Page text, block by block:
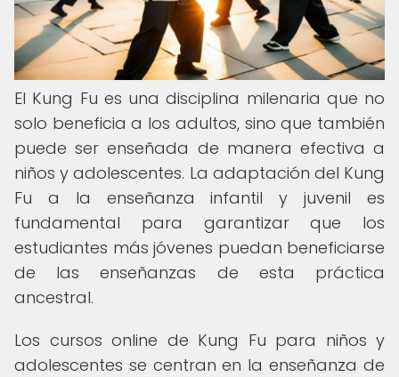
El Kung Fu es una disciplina milenaria que no
solo beneficia a los adultos, sino que también
puede ser enseñada de manera efectiva a
niños y adolescentes. La adaptación del Kung
Fu a la enseñanza infantil y juvenil es
fundamental para garantizar que los
estudiantes más jóvenes puedan beneficiarse
de las enseñanzas de esta práctica
ancestral.
Los cursos online de Kung Fu para niños y
adolescentes se centran en la enseñanza de